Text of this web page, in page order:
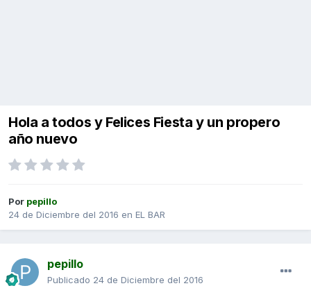
Hola a todos y Felices Fiesta y un propero
año nuevo
Por pepillo
24 de Diciembre del 2016 en EL BAR
pepillo
Publicado 24 de Diciembre del 2016